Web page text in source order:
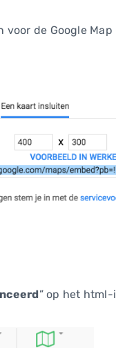
voor de Google
” op het